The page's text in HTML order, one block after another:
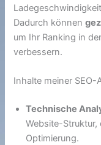
Dadurch können
um Ihr Ranking in
verbessern.
Inhalte meiner SEO-
Technische
Website-
Optimierung.